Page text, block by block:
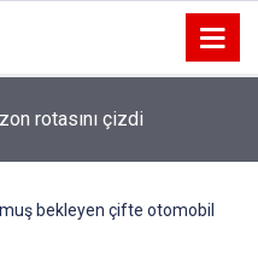
rotasını çizdi
bekleyen çifte otomobil